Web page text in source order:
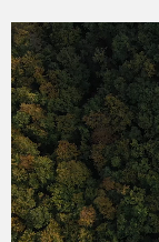
Videólejátszó